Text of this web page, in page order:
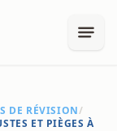
DE RÉVISION/
ET PIÈGES À